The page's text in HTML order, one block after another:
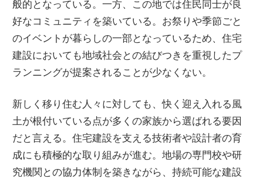
般的となっている。一方、この地では住民同士が良
好なコミュニティを築いている。お祭りや季節ごと
のイベントが暮らしの一部となっているため、住宅
建設においても地域社会との結びつきを重視したプ
ランニングが提案されることが少なくない。
新しく移り住む人々に対しても、快く迎え入れる風
土が根付いている点が多くの家族から選ばれる要因
だと言える。住宅建設を支える技術者や設計者の育
成にも積極的な取り組みが進む。地場の専門校や研
究機関との協力体制を築きながら、持続可能な建設